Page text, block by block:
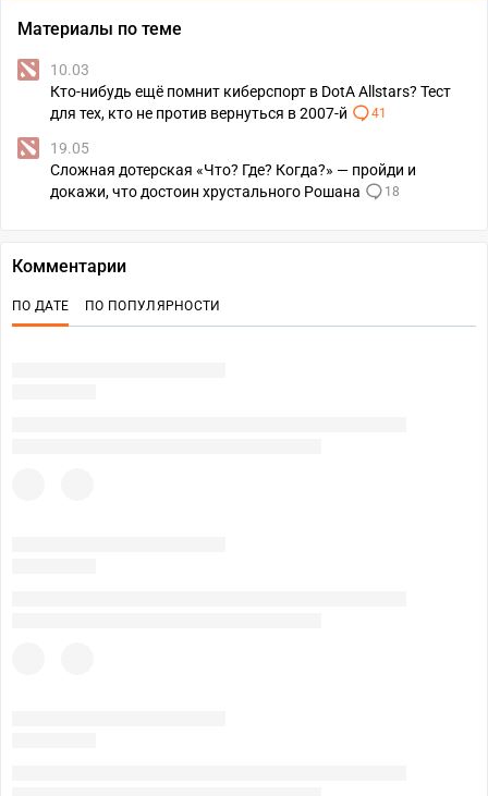
Материалы по теме
10.03
Кто-нибудь ещё помнит киберспорт в DotA Allstars? Тест
для тех, кто не против вернуться в 2007-й
41
19.05
Сложная дотерская «Что? Где? Когда?» — пройди и
докажи, что достоин хрустального Рошана
18
Комментарии
ПО ДАТЕ ПО ПОПУЛЯРНОСТИ